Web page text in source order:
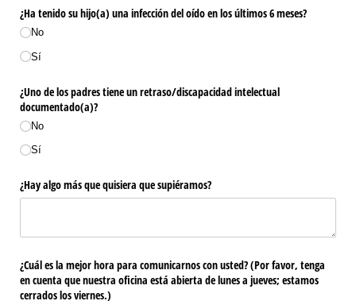
¿Ha tenido su hijo(a) una infección del oído en los últimos 6 meses?
No
Sí
¿Uno de los padres tiene un retraso/​discapacidad intelectual
documentado(a)?
No
Sí
¿Hay algo más que quisiera que supiéramos?
¿Cuál es la mejor hora para comunicarnos con usted? (Por favor, tenga
en cuenta que nuestra oficina está abierta de lunes a jueves; estamos
cerrados los viernes.)